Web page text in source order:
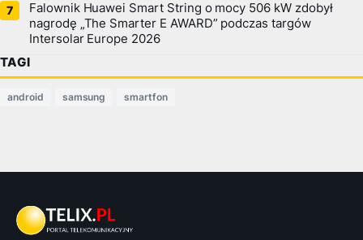
Falownik Huawei Smart String o mocy 506 kW zdobył
nagrodę „The Smarter E AWARD” podczas targów
Intersolar Europe 2026
TAGI
android samsung smartfon